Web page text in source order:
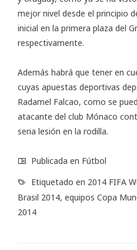
mejor nivel desde el principio
inicial en la primera plaza del
respectivamente.
Además habrá que tener en
cuyas apuestas deportivas
Radamel Falcao, como se
atacante del club Mónaco
seria lesión en la rodilla.
Publicada en Fútbol
Etiquetado en 2014 FIFA
Brasil 2014, equipos Copa
2014